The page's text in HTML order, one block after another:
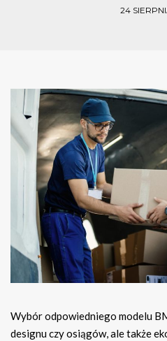
24
Wybór odpowiedniego modelu
designu czy osiągów, ale także